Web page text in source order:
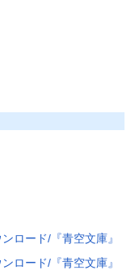
ロード/『青空文庫』
ロード/『青空文庫』